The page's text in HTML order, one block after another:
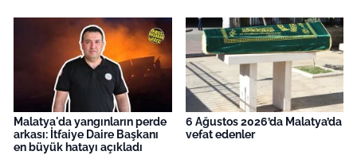
Malatya'da yangınların perde
arkası: İtfaiye Daire Başkanı
en büyük hatayı açıkladı
6 Ağustos 2026’da Malatya’da
vefat edenler